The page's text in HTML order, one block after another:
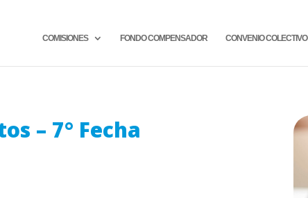
COMISIONES FONDO COMPENSADOR CONVENIO COLECTIVO
– 7° Fecha